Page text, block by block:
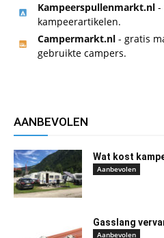
Kampeerspullenmarkt.nl -
kampeerartikelen.
Campermarkt.nl - gratis
gebruikte campers.
AANBEVOLEN
Wat kost
Aanbevolen
Gasslang
Aanbevolen